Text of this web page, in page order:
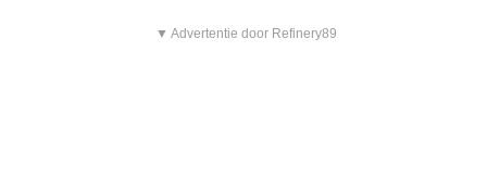
▼ Advertentie door Refinery89